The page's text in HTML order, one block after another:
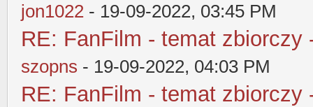
jon1022 - 19-09-2022, 03:45 PM
RE: FanFilm - temat zbiorczy
szopns - 19-09-2022, 04:03 PM
RE: FanFilm - temat zbiorczy